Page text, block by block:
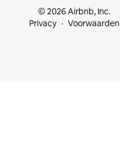
© 2026 Airbnb, Inc.
Privacy
Voorwaarden